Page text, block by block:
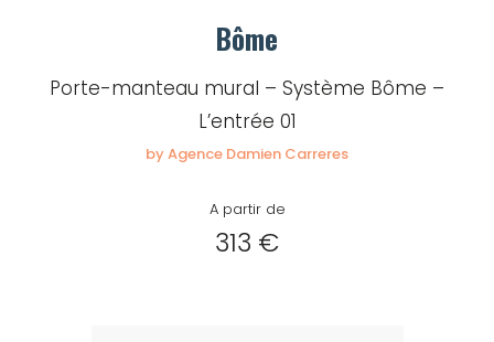
Bôme
Porte-manteau mural – Système Bôme –
L’entrée 01
by Agence Damien Carreres
A partir de
313 €